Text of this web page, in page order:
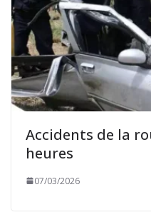
Accidents de la
heures
07/03/2026